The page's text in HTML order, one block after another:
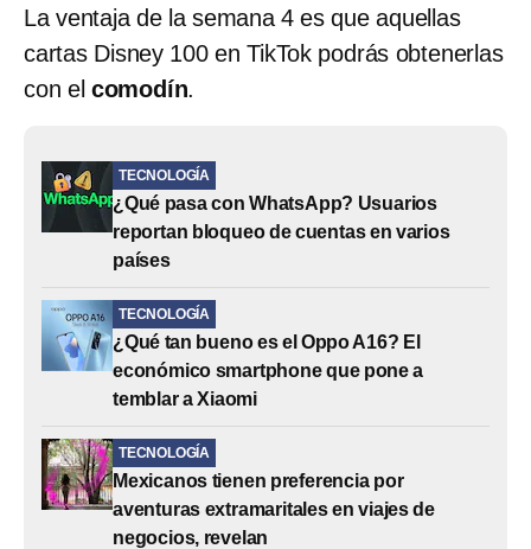
La ventaja de la semana 4 es que aquellas
cartas Disney 100 en TikTok podrás obtenerlas
con el comodín.
TECNOLOGÍA
¿Qué pasa con WhatsApp? Usuarios
reportan bloqueo de cuentas en varios
países
TECNOLOGÍA
¿Qué tan bueno es el Oppo A16? El
económico smartphone que pone a
temblar a Xiaomi
TECNOLOGÍA
Mexicanos tienen preferencia por
aventuras extramaritales en viajes de
negocios, revelan